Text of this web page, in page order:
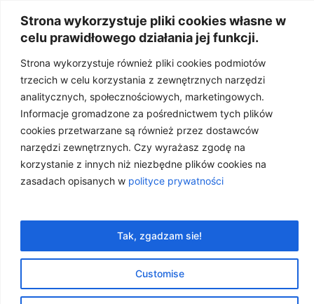
Strona wykorzystuje pliki cookies własne w
celu prawidłowego działania jej funkcji.
Strona wykorzystuje również pliki cookies podmiotów
trzecich w celu korzystania z zewnętrznych narzędzi
analitycznych, społecznościowych, marketingowych.
Informacje gromadzone za pośrednictwem tych plików
cookies przetwarzane są również przez dostawców
narzędzi zewnętrznych. Czy wyrażasz zgodę na
korzystanie z innych niż niezbędne plików cookies na
zasadach opisanych w polityce prywatności
Customise
Tak, zgadzam sie!
dlaczego idą w parze?
24 kwietnia, 2026